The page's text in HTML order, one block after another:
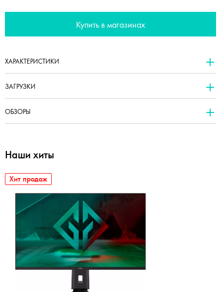
Купить в магазинах
ХАРАКТЕРИСТИКИ
ЗАГРУЗКИ
ОБЗОРЫ
Наши хиты
Хит продаж